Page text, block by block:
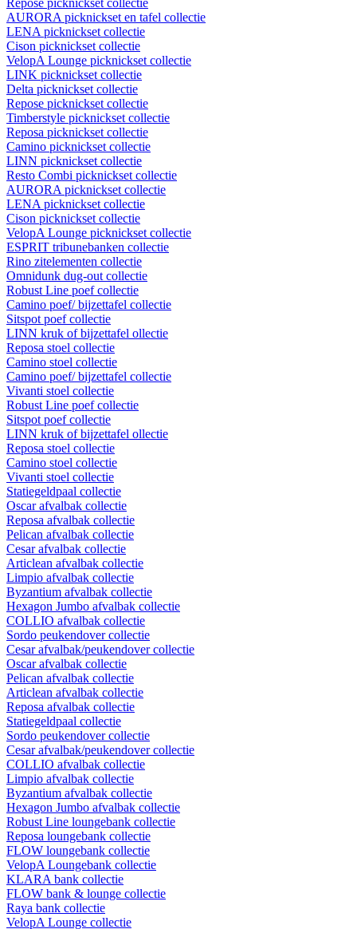
Repose picknickset collectie
AURORA picknickset en tafel collectie
LENA picknickset collectie
Cison picknickset collectie
VelopA Lounge picknickset collectie
LINK picknickset collectie
Delta picknickset collectie
Repose picknickset collectie
Timberstyle picknickset collectie
Reposa picknickset collectie
Camino picknickset collectie
LINN picknickset collectie
Resto Combi picknickset collectie
AURORA picknickset collectie
LENA picknickset collectie
Cison picknickset collectie
VelopA Lounge picknickset collectie
ESPRIT tribunebanken collectie
Rino zitelementen collectie
Omnidunk dug-out collectie
Robust Line poef collectie
Camino poef/ bijzettafel collectie
Sitspot poef collectie
LINN kruk of bijzettafel ollectie
Reposa stoel collectie
Camino stoel collectie
Camino poef/ bijzettafel collectie
Vivanti stoel collectie
Robust Line poef collectie
Sitspot poef collectie
LINN kruk of bijzettafel ollectie
Reposa stoel collectie
Camino stoel collectie
Vivanti stoel collectie
Statiegeldpaal collectie
Oscar afvalbak collectie
Reposa afvalbak collectie
Pelican afvalbak collectie
Cesar afvalbak collectie
Articlean afvalbak collectie
Limpio afvalbak collectie
Byzantium afvalbak collectie
Hexagon Jumbo afvalbak collectie
COLLIO afvalbak collectie
Sordo peukendover collectie
Cesar afvalbak/peukendover collectie
Oscar afvalbak collectie
Pelican afvalbak collectie
Articlean afvalbak collectie
Reposa afvalbak collectie
Statiegeldpaal collectie
Sordo peukendover collectie
Cesar afvalbak/peukendover collectie
COLLIO afvalbak collectie
Limpio afvalbak collectie
Byzantium afvalbak collectie
Hexagon Jumbo afvalbak collectie
Robust Line loungebank collectie
Reposa loungebank collectie
FLOW loungebank collectie
VelopA Loungebank collectie
KLARA bank collectie
FLOW bank & lounge collectie
Raya bank collectie
VelopA Lounge collectie